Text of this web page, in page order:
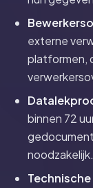
externe
platformen,
binnen 72
noodzakelijk.